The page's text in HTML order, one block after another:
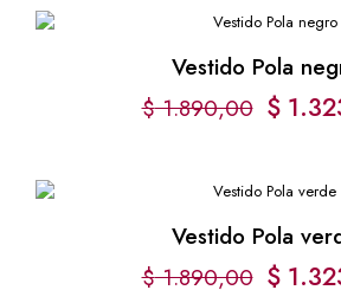
Vestido Pola
$1.890,00 $
Vestido Pola
$1.890,00 $